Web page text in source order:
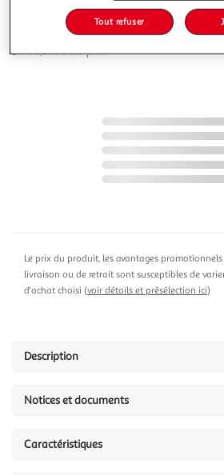
149,90€
dont 0,26€ d'éco-part.
Le prix du produit, les avantages
livraison ou de retrait sont susceptibles de
d'achat choisi (voir détails et présélection ici)
Description
Notices et documents
Caractéristiques
Tout refuser